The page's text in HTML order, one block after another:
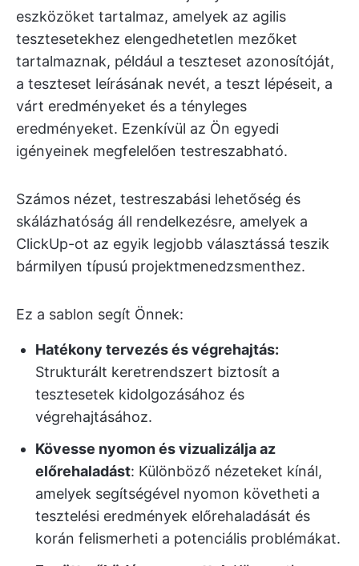
eszközöket tartalmaz, amelyek az agilis
tesztesetekhez elengedhetetlen mezőket
tartalmaznak, például a teszteset azonosítóját,
a teszteset leírásának nevét, a teszt lépéseit, a
várt eredményeket és a tényleges
eredményeket. Ezenkívül az Ön egyedi
igényeinek megfelelően testreszabható.
Számos nézet, testreszabási lehetőség és
skálázhatóság áll rendelkezésre, amelyek a
ClickUp-ot az egyik legjobb választássá teszik
bármilyen típusú projektmenedzsmenthez.
Ez a sablon segít Önnek:
Hatékony tervezés és végrehajtás:
Strukturált keretrendszert biztosít a
tesztesetek kidolgozásához és
végrehajtásához.
Kövesse nyomon és vizualizálja az
előrehaladást: Különböző nézeteket kínál,
amelyek segítségével nyomon követheti a
tesztelési eredmények előrehaladását és
korán felismerheti a potenciális problémákat.